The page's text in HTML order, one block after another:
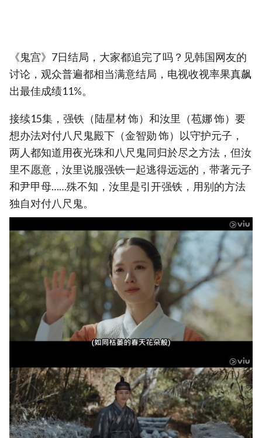
《鬼宫》7日结局，大家都追完了吗？见韩国网友的
讨论，观众普遍都相当满意结局，电视收视率果真飙
出最佳成绩11%。
接续15集，强铁（陆星材 饰）和汝里（苞娜 饰）要
想办法对付八尺鬼殿下（金智勋 饰）以守护元子，
两人都知道用夜光珠和八尺鬼同归於尽之方法，但汝
里不愿意，汝里说服强铁一起逃得远远的，带著元子
和尹甲母……殊不知，汝里是引开强铁，用别的方法
独自对付八尺鬼。